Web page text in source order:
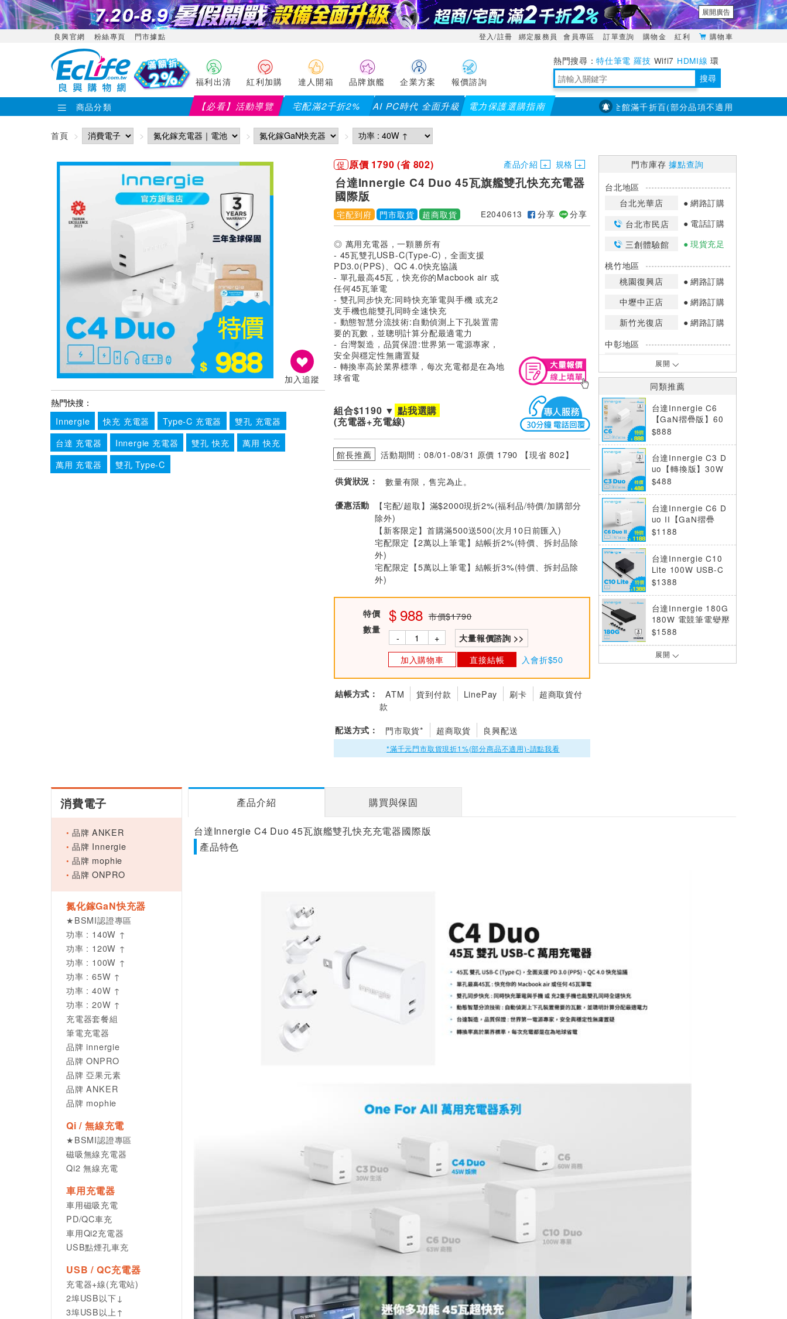
展開廣告
良興官網 粉絲專頁 門市據點 登入/註冊 綁定服務員 會員專區 訂單查詢 購物金 紅利 購物車
福利出清 紅利加購 達人開箱 品牌旗艦 企業方案 報價諮詢
特仕筆電 羅技 Wifi7 HDMI線 環
境量測 明緯POWER 搜尋
商品分類 【必看】活動導覽 宅配滿2千折2% AI PC時代 全面升級 電力保護選購指南【PX大通】全館滿千折百(部分品項不適用，滿2千折200...)
首頁
加入追蹤
熱門快搜：
Innergie
快充 充電器 Type-C 充電器
雙孔 充電器
台達 充電器
Innergie 充電器 雙孔 快充
萬用 快充
萬用 充電器
雙孔 Type-C
促 原價 1790 (省 802) 產品介紹 規格
台達Innergie C4 Duo 45瓦旗艦雙孔快充充電器
國際版
宅配到府 門市取貨 超商取貨 E2040613 分享 分享
◎ 萬用充電器，一顆勝所有
- 45瓦雙孔USB-C(Type-C)，全面支援
PD3.0(PPS)、QC 4.0快充協議
- 單孔最高45瓦，快充你的Macbook air 或
任何45瓦筆電
- 雙孔同步快充:同時快充筆電與手機 或充2
支手機也能雙孔同時全速快充
- 動態智慧分流技術:自動偵測上下孔裝置需
要的瓦數，並聰明計算分配最適電力
- 台灣製造，品質保證:世界第一電源專家，
安全與穩定性無庸置疑
- 轉換率高於業界標準，每次充電都是在為地
球省電
組合$1190 ▼ 點我選購
(充電器+充電線)
館長推薦 活動期間：08/01-08/31 原價 1790 【現省 802】
供貨狀況： 數量有限，售完為止。
優惠活動
【宅配/超取】滿$2000現折2%(福利品/特價/加購部分
除外)
【新客限定】首購滿500送500(次月10日前匯入)
宅配限定【2萬以上筆電】結帳折2%(特價、拆封品除
外)
宅配限定【5萬以上筆電】結帳折3%(特價、拆封品除
外)
特價 988 市價$1790
數量
- + 大量報價諮詢 >>
加入購物車 直接結帳 入會折$50
結帳方式： ATM 貨到付款 LinePay 刷卡
超商取貨付
款
配送方式： 門市取貨* 超商取貨 良興配送
*滿千元門市取貨現折1%(部分商品不適用)-請點我看
門市庫存據點查詢
台北地區
台北光華店
網路訂購
台北市民店
電話訂購
三創體驗館
現貨充足
桃竹地區
桃園復興店
網路訂購
中壢中正店
網路訂購
新竹光復店
網路訂購
中彰地區
台中英才店
嘉南地區
高雄中華店
高雄鳳山店
網路訂購
*庫存數量：網路訂購(0)、少量庫存
(1~2)、現貨充足(3以上)。
*門市庫存以店內實際數量為準，可使
用專人服務或撥打門市電話洽詢。
展開
同類推薦
台達Innergie C6
【GaN摺疊版】60
W USB-C 萬用充電
$888
台達Innergie C3 D
uo【轉換版】30W
USB-C 雙孔萬用充
快充
$488
台達Innergie C6 D
uo II【GaN摺疊
版】67W USB-C充
快充
$1188
台達Innergie C10
Lite 100W USB-C
筆電變壓/充電器
$1388
台達Innergie 180G
180W 電競筆電變壓
器/充電器
$1588
台達Innergie C14
K 世界旅行插頭組
展開
消費電子
品牌 ANKER
品牌 Innergie
品牌 mophie
品牌 ONPRO
氮化鎵GaN快充器
★BSMI認證專區
功率 : 140W ↑
功率 : 120W ↑
功率 : 100W ↑
功率 : 65W ↑
功率 : 40W ↑
功率 : 20W ↑
充電器套餐組
筆電充電器
品牌 innergie
品牌 ONPRO
品牌 亞果元素
品牌 ANKER
品牌 mophie
Qi / 無線充電
★BSMI認證專區
磁吸無線充電器
Qi2 無線充電
車用充電器
車用磁吸充電
PD/QC車充
車用Qi2充電器
USB點煙孔車充
USB / QC充電器
充電器+線(充電站)
2埠USB以下↓
3埠USB以上↑
產品介紹 購買與保固
台達Innergie C4 Duo 45瓦旗艦雙孔快充充電器國際版
產品特色